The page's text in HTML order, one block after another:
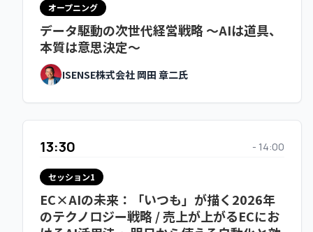
13:30 - 14:00
セッション1
TikTok Shop日本市場の可能性：APAC・
Bytedance株式会社 黄 益氏
オープニング
データ駆動の次世代経営戦略 ～AIは道具、
本質は意思決定～
ISENSE株式会社 岡田 章二氏
13:30 - 14:00
セッション1
EC×AIの未来：「いつも」が描く2026年
のテクノロジー戦略 / 売上が上がるECにお